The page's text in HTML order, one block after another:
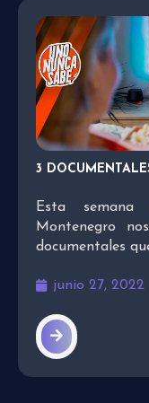
3
Esta
Montenegro
documentales
junio 27, 2022